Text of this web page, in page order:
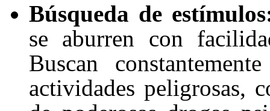
Búsqueda de
se aburren con
Buscan
actividades peligrosas,